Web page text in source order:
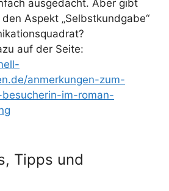
ausgedacht. Aber gibt
Aspekt „Selbstkundgabe“
auf der Seite:
anmerkungen-zum-
im-roman-
Tipps und